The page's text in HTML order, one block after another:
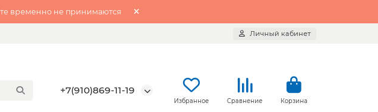
временно не принимаются
Личный кабинет
+7(910)869-11-19
Избранное Сравнение Корзина